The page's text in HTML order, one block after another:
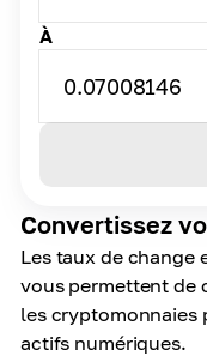
Convertissez
Les taux de change
vous permettent de
les cryptomonnaies
actifs numériques.
À
0.07008146